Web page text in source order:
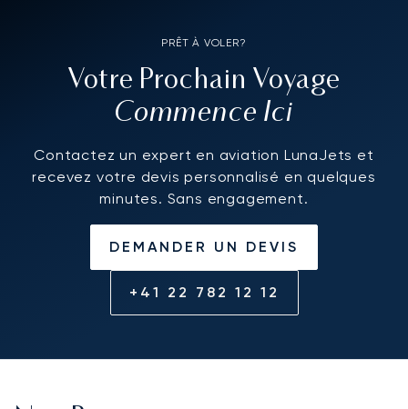
PRÊT À VOLER?
Votre Prochain Voyage
Commence Ici
Contactez un expert en aviation LunaJets et
recevez votre devis personnalisé en quelques
minutes. Sans engagement.
DEMANDER UN DEVIS
+41 22 782 12 12